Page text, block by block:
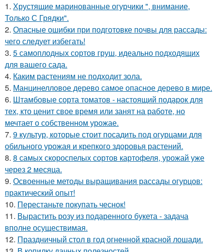
1. Хрустящие маринованные огурчики ", внимание,
Только С Грядки".
2. Опасные ошибки при подготовке почвы для рассады:
чего следует избегать!
3. 5 самоплодных сортов груш, идеально подходящих
для вашего сада.
4. Каким растениям не подходит зола.
5. Манцинелловое дерево самое опасное дерево в мире.
6. Штамбовые сорта томатов - настоящий подарок для
тех, кто ценит свое время или занят на работе, но
мечтает о собственном урожае.
7. 9 культур, которые стоит посадить под огурцами для
обильного урожая и крепкого здоровья растений.
8. 8 самых скороспелых сортов картофеля, урожай уже
через 2 месяца.
9. Освоенные методы выращивания рассады огурцов:
практический опыт!
10. Перестаньте покупать чеснок!
11. Вырастить розу из подаренного букета - задача
вполне осуществимая.
12. Праздничный стол в год огненной красной лошади.